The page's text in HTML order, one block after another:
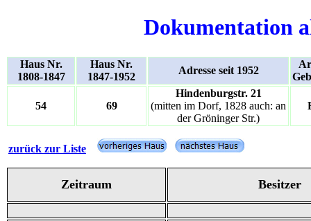
Dokumentation
Haus Nr.
1808-1847
Haus Nr.
1847-1952
Adresse seit 1952
54 69
Hindenburgstr. 21
(mitten im Dorf, 1828 auch: an
der Gröninger Str.)
zurück zur Liste
Zeitraum Besitzer